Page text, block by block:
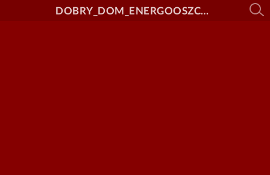
DOBRY_DOM_ENERGOOSZCZEDNY_nr_28_link